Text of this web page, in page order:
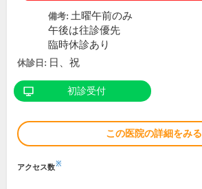
備考: 土曜午前のみ
午後は往診優先
臨時休診あり
休診日: 日、祝
初診受付
この医院の詳細をみる
アクセス数※